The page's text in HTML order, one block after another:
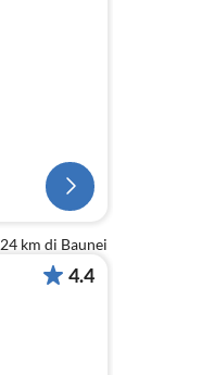
24 km di Baunei
4.4